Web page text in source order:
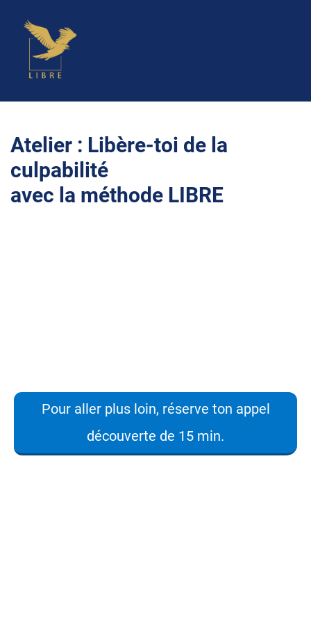
Atelier : Libère-toi de la
culpabilité
avec la méthode LIBRE
Pour aller plus loin, réserve ton appel
découverte de 15 min.